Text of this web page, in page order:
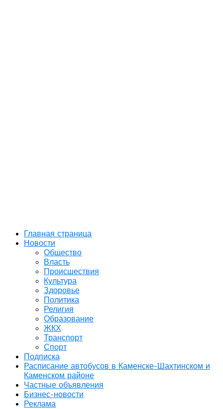
Главная страница
Новости
Общество
Власть
Происшествия
Культура
Здоровье
Политика
Религия
Образование
ЖКХ
Транспорт
Спорт
Подписка
Расписание автобусов в Каменске-Шахтинском и
Каменском районе
Частные объявления
Бизнес-новости
Реклама